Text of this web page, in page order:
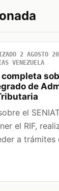
2 AGOSTO
VENEZUELA
completa
de
el
el RIF,
a trámites